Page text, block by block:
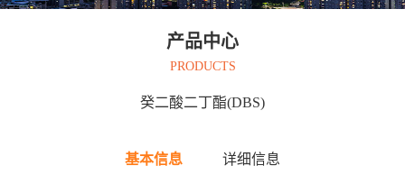
产品中心
PRODUCTS
癸二酸二丁酯(DBS)
基本信息 详细信息